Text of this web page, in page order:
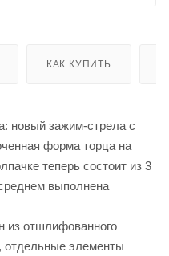
КАК КУПИТЬ
новый зажим-стрела с
форма торца на
теперь состоит из 3
выполнена
из отшлифованного
отдельные элементы